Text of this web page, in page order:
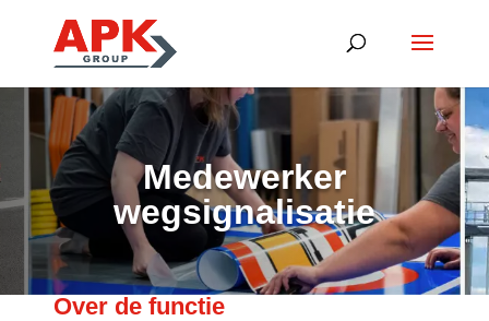
Medewerker
wegsignalisatie
Over de functie